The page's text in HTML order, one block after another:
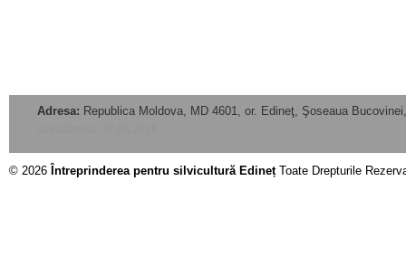
Adresa: Republica Moldova, MD 4601, or. Edineţ, Şoseaua
© 2026 Întreprinderea pentru silvicultură EdinețToate Drepturile